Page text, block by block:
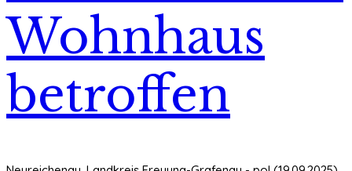
Wohnhaus
betroffen